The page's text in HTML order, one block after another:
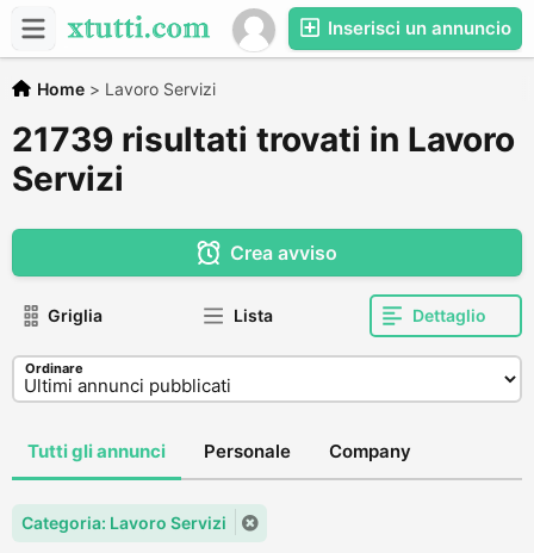
Inserisci un annuncio
Home > Lavoro Servizi
21739 risultati trovati in Lavoro
Servizi
Crea avviso
Griglia Lista Dettaglio
Ordinare
Tutti gli annunci Personale Company
Categoria: Lavoro Servizi